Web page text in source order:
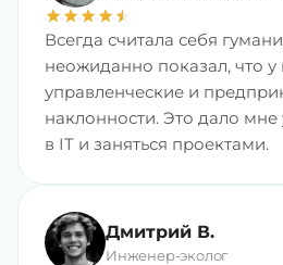
star star star star star
star
Всегда считала себя
неожиданно показал, что
управленческие и
наклонности. Это дало мне
в IT и заняться проектами.
Дмитрий В.
Инженер-эколог